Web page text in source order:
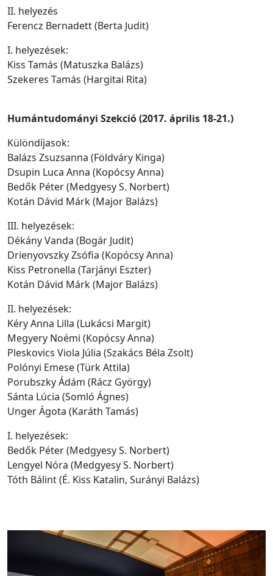
II. helyezés
Ferencz Bernadett (Berta Judit)
I. helyezések:
Kiss Tamás (Matuszka Balázs)
Szekeres Tamás (Hargitai Rita)
Humántudományi Szekció (2017. április 18-21.)
Különdíjasok:
Balázs Zsuzsanna (Földváry Kinga)
Dsupin Luca Anna (Kopócsy Anna)
Bedők Péter (Medgyesy S. Norbert)
Kotán Dávid Márk (Major Balázs)
III. helyezések:
Dékány Vanda (Bogár Judit)
Drienyovszky Zsófia (Kopócsy Anna)
Kiss Petronella (Tarjányi Eszter)
Kotán Dávid Márk (Major Balázs)
II. helyezések:
Kéry Anna Lilla (Lukácsi Margit)
Megyery Noémi (Kopócsy Anna)
Pleskovics Viola Júlia (Szakács Béla Zsolt)
Polónyi Emese (Türk Attila)
Porubszky Ádám (Rácz György)
Sánta Lúcia (Somló Ágnes)
Unger Ágota (Karáth Tamás)
I. helyezések:
Bedők Péter (Medgyesy S. Norbert)
Lengyel Nóra (Medgyesy S. Norbert)
Tóth Bálint (É. Kiss Katalin, Surányi Balázs)